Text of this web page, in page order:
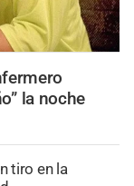
la noche
tiro en la